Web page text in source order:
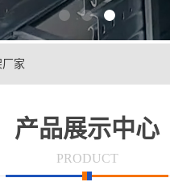
家
产品展示中心
PRODUCT